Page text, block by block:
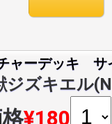
ャーデッキ サ
ジズキエル
¥180